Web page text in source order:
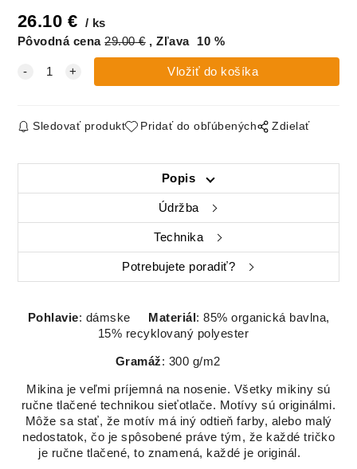
26.10 €
ks
Pôvodná cena 29.00€ Zľava 10 %
Sledovať produkt Pridať do obľúbených Zdielať
Popis
Údržba
Technika
Potrebujete poradiť?
Pohlavie: dámske Materiál : 85% organická bavlna,
15% recyklovaný polyester
Gramáž: 300 g/m2
Mikina je veľmi príjemná na nosenie. Všetky mikiny sú
ručne tlačené technikou sieťotlače. Motívy sú originálmi.
Môže sa stať, že motív má iný odtieň farby, alebo malý
nedostatok, čo je spôsobené práve tým, že každé tričko
je ručne tlačené, to znamená, každé je originál.